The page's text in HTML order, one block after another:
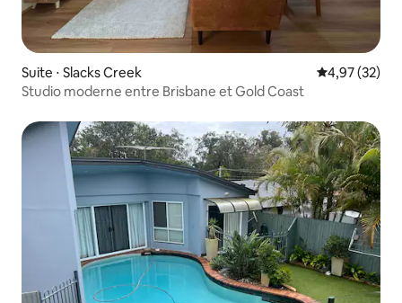
Suite ⋅ Slacks Creek Évaluation
4,97 (32)
Studio moderne entre Brisbane et Gold Coast